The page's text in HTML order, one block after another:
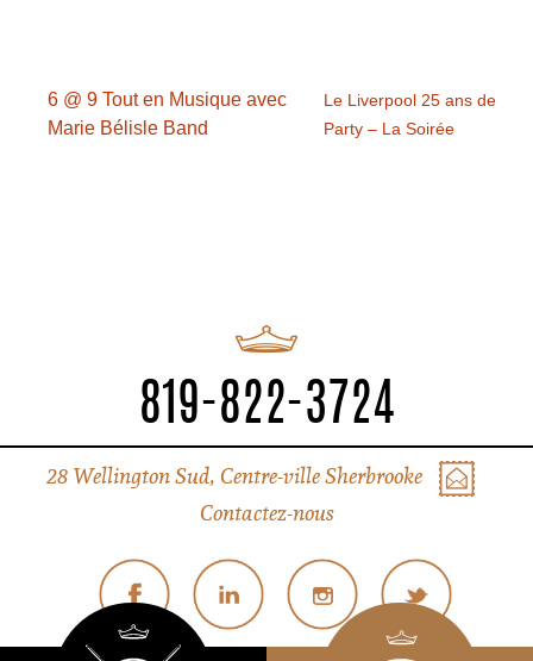
6 @ 9 Tout en Musique avec
Marie Bélisle Band
Le Liverpool 25 ans de
Party – La Soirée
819-822-3724
28 Wellington Sud, Centre-ville Sherbrooke
Contactez-nous